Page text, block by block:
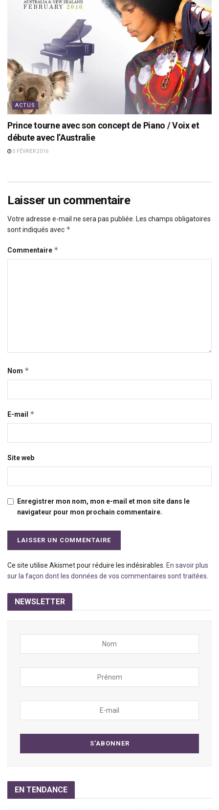
ACTUS
Prince tourne avec son concept de Piano / Voix et
débute avec l’Australie
5 FÉVRIER 2016
Laisser un commentaire
Votre adresse e-mail ne sera pas publiée. Les champs obligatoires
sont indiqués avec *
Commentaire *
Nom *
E-mail *
Site web
Enregistrer mon nom, mon e-mail et mon site dans le
navigateur pour mon prochain commentaire.
Ce site utilise Akismet pour réduire les indésirables. En savoir plus
sur la façon dont les données de vos commentaires sont traitées
NEWSLETTER
EN TENDANCE